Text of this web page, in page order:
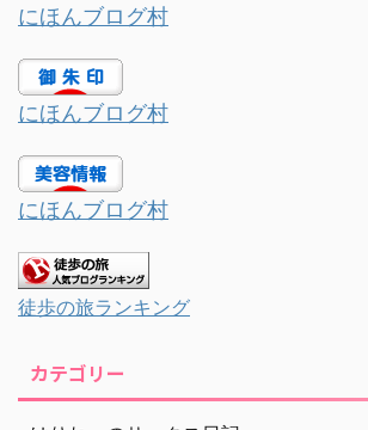
にほんブログ村
にほんブログ村
にほんブログ村
徒歩の旅ランキング
カテゴリー